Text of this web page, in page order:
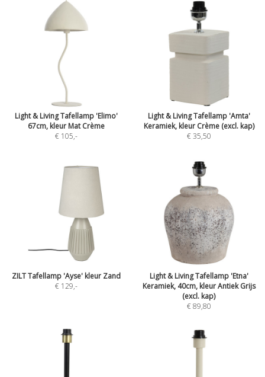
Light & Living Tafellamp 'Elimo'
67cm, kleur Mat Crème
€ 105,-
Light & Living Tafellamp 'Amta'
Keramiek, kleur Crème (excl. kap)
€ 35,50
ZILT Tafellamp 'Ayse' kleur Zand
€ 129,-
Light & Living Tafellamp 'Etna'
Keramiek, 40cm, kleur Antiek Grijs
(excl. kap)
€ 89,80